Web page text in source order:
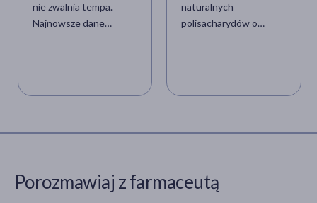
nie zwalnia tempa.
Najnowsze dane
poprzedniego sezonu.
prognozowany, obecna
naturalnych
polisacharydów o
jęczmieniu oraz
elementem ścian
Porozmawiaj z farmaceutą